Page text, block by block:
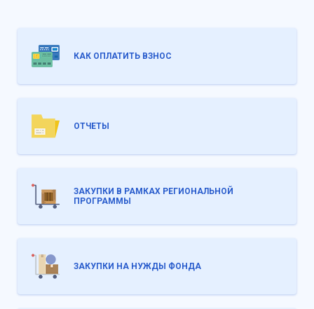
КАК ОПЛАТИТЬ ВЗНОС
ОТЧЕТЫ
ЗАКУПКИ В РАМКАХ РЕГИОНАЛЬНОЙ
ПРОГРАММЫ
ЗАКУПКИ НА НУЖДЫ ФОНДА